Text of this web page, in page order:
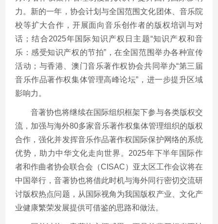
力。新的一年，协会计划与全国范围文化团体、音乐院
校等扩大合作，开展面向音乐创作者的版权培训与对
话；结合2025年国际知识产权日主题“知识产权和音
乐：感受知识产权的节拍”，在全国范围举办各种宣传
活动；与香港、澳门音乐著作权协会共同举办“第三届
音乐作品著作权集体管理高峰论坛”，进一步提升区域
影响力。
音著协也将继续在国际组织框架下参与各类版权交
流，加强与海外80多家音乐著作权集体管理组织的版权
合作，强化并发挥音乐作品著作权国际保护网络的系统
优势，助力中华文化走向世界。2025年下半年国际作
者和作曲者协会联合会（CISAC）亚太区工作会议将在
中国举行，音著协也将借此时机与海外同行密切交流研
讨版权热点问题，从国际视角为我国版权产业、文化产
业健康繁荣发展提供可借鉴的思路和做法。